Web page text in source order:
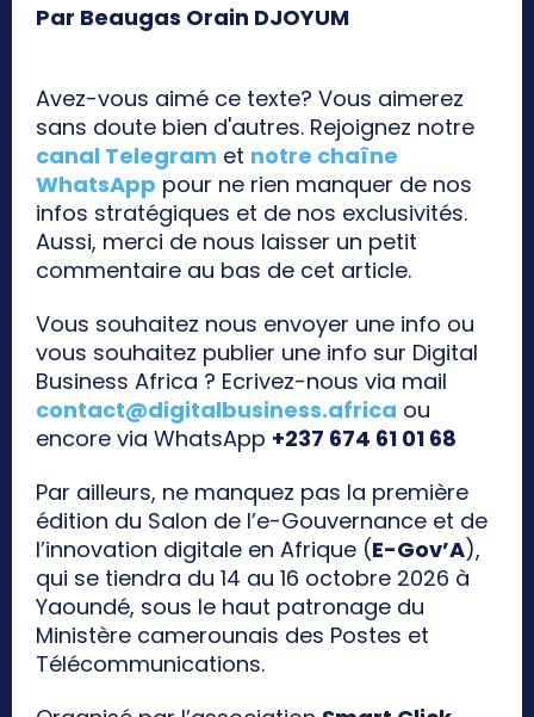
Par Beaugas Orain DJOYUM
Avez-vous aimé ce texte? Vous aimerez
sans doute bien d'autres. Rejoignez notre
canal Telegram et notre chaîne
WhatsApp pour ne rien manquer de nos
infos stratégiques et de nos exclusivités.
Aussi, merci de nous laisser un petit
commentaire au bas de cet article.
Vous souhaitez nous envoyer une info ou
vous souhaitez publier une info sur Digital
Business Africa ? Ecrivez-nous via mail
contact@digitalbusiness.africa ou
encore via WhatsApp +237 674 61 01 68
Par ailleurs, ne manquez pas la première
édition du Salon de l’e-Gouvernance et de
l’innovation digitale en Afrique (E-Gov’A),
qui se tiendra du 14 au 16 octobre 2026 à
Yaoundé, sous le haut patronage du
Ministère camerounais des Postes et
Télécommunications.